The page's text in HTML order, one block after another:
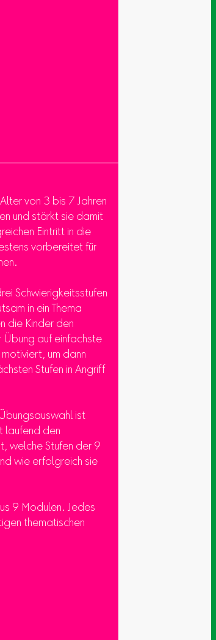
von 3 bis 7 Jahren
und stärkt sie damit
Eintritt in die
vorbereitet für
Schwierigkeitsstufen
in ein Thema
die Kinder den
Übung auf einfachste
um dann
Stufen in Angriff
ist
laufend den
welche Stufen der 9
wie erfolgreich sie
9 Modulen. Jedes
thematischen